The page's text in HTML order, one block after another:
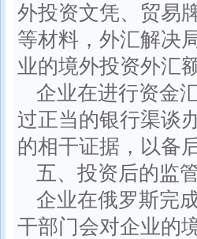
外投资文凭、贸易
等材料，外汇解决
业的境外投资外汇
企业在进行资金
过正当的银行渠谈
的相干证据，以备
五、投资后的监
企业在俄罗斯完
干部门会对企业的